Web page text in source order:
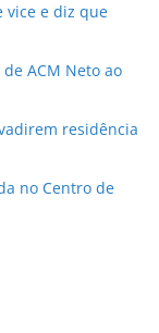
vice e diz que
ACM Neto ao
residência
no Centro de